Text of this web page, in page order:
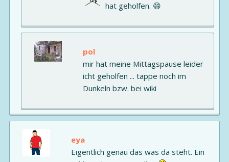
hat geholfen. 😄
pol
mir hat meine Mittagspause leider
icht geholfen ... tappe noch im
Dunkeln bzw. bei wiki
eya
Eigentlich genau das was da steht. Ein